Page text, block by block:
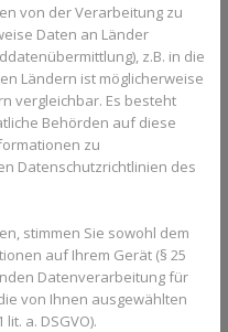
ISOHEXADECANE,
DICAPRYLYL ETHER,
UBIQUINONE,
ALLANTOIN,
ACETATE, ASCORBIC
MICROCRYSTALLINE
WAX, CITRIC ACID,
O-CYMEN-5-OI,
STEARYL ETHER, SODIUM
XANTHAN GUM.
von der Verarbeitung zu
Daten an Länder
z.B. in die
Ländern ist möglicherweise
vergleichbar. Es besteht
Behörden auf diese
zu
Datenschutzrichtlinien des
stimmen Sie sowohl dem
auf Ihrem Gerät (§ 25
Datenverarbeitung für
von Ihnen ausgewählten
a. DSGVO).